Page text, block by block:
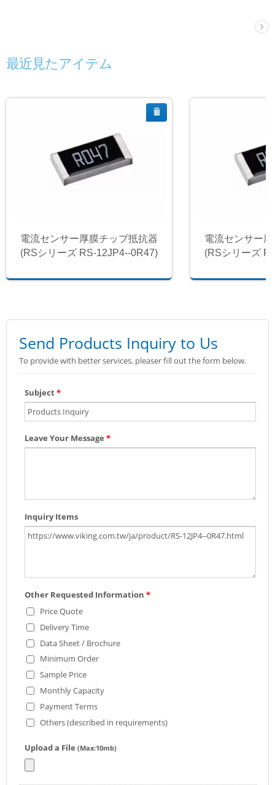
最近見たアイテム
電流センサー厚膜チップ抵抗器
(RSシリーズ RS-12JP4--0R47)
電流センサー
(RSシリーズ